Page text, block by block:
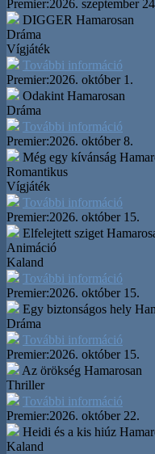
Premier:2026. szeptember
DIGGER Hamarosan
Dráma
Vígjáték
További információ
Premier:2026. október 1.
Odakint Hamarosan
Dráma
További információ
Premier:2026. október 8.
Még egy kívánság
Romantikus
Vígjáték
További információ
Premier:2026. október 15.
Elfelejtett sziget
Animáció
Kaland
További információ
Premier:2026. október 15.
Egy biztonságos hely
Dráma
További információ
Premier:2026. október 15.
Az örökség Hamarosan
Thriller
További információ
Premier:2026. október 22.
Heidi és a kis hiúz
Kaland